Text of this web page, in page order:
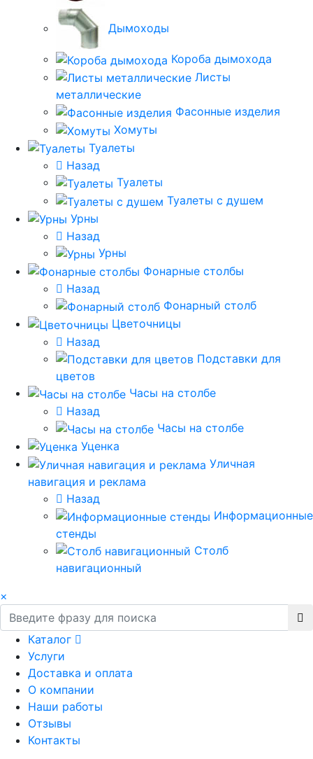
Дымоходы
Короба дымохода
Листы
металлические
Фасонные изделия
Хомуты
Туалеты
Назад
Туалеты
Туалеты с душем
Урны
Назад
Урны
Фонарные столбы
Назад
Фонарный столб
Цветочницы
Назад
Подставки для
цветов
Часы на столбе
Назад
Часы на столбе
Уценка
Уличная
навигация и реклама
Назад
Информационные
стенды
Столб
навигационный
×
Каталог
Услуги
Доставка и оплата
О компании
Наши работы
Отзывы
Контакты